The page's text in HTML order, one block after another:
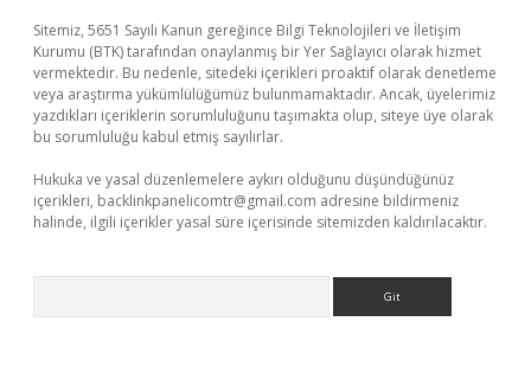
Sitemiz, 5651 Sayılı Kanun gereğince Bilgi Teknolojileri ve İletişim
Kurumu (BTK) tarafından onaylanmış bir Yer Sağlayıcı olarak hizmet
vermektedir. Bu nedenle, sitedeki içerikleri proaktif olarak denetleme
veya araştırma yükümlülüğümüz bulunmamaktadır. Ancak, üyelerimiz
yazdıkları içeriklerin sorumluluğunu taşımakta olup, siteye üye olarak
bu sorumluluğu kabul etmiş sayılırlar.
Hukuka ve yasal düzenlemelere aykırı olduğunu düşündüğünüz
içerikleri, backlinkpanelicomtr@gmail.com adresine bildirmeniz
halinde, ilgili içerikler yasal süre içerisinde sitemizden kaldırılacaktır.